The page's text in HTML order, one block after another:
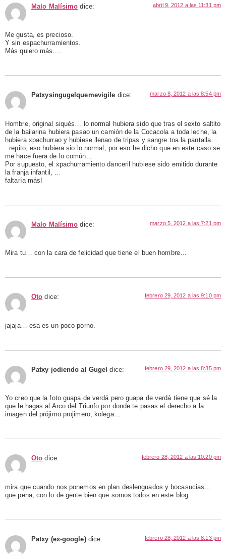
Malo Malísimo dice: abril 9, 2012 a las 11:31 pm
Me gusta, es precioso.
Y sin espachurramientos.
Más quiero más….
Patxysingugelquemevigile dice: marzo 8, 2012 a las 8:54 pm
Hombre, original siqués… lo normal hubiera sido que tras el sexto saltito
de la bailarina hubiera pasao un camión de la Cocacola a toda leche, la
hubiera xpachurrao y hubiese llenao de tripas y sangre toa la pantalla…
..repito, eso hubiera sio lo normal, por eso he dicho que en este caso se
me hace fuera de lo común…
Por supuesto, el xpachurramiento danceril hubiese sido emitido durante
la franja infantil, …
faltaría más!
Malo Malísimo dice: marzo 5, 2012 a las 7:21 pm
Mira tu… con la cara de felicidad que tiene el buen hombre…
Oto dice: febrero 29, 2012 a las 9:10 pm
jajaja… esa es un poco porno.
Patxy jodiendo al Gugel dice: febrero 29, 2012 a las 8:35 pm
Yo creo que la foto guapa de verdá pero guapa de verdá tiene que sé la
que le hagas al Arco del Triunfo por donde te pasas el derecho a la
imagen del prójimo projimero, kolega…
Oto dice: febrero 28, 2012 a las 10:20 pm
mira que cuando nos ponemos en plan deslenguados y bocasucias…
que pena, con lo de gente bien que somos todos en este blog
Patxy (ex-google) dice: febrero 28, 2012 a las 8:13 pm